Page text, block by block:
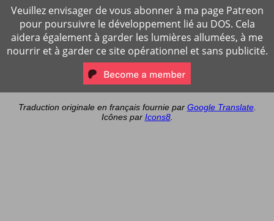
Veuillez envisager de vous abonner à ma page Patreon
pour poursuivre le développement lié au DOS. Cela
aidera également à garder les lumières allumées, à me
nourrir et à garder ce site opérationnel et sans publicité.
Traduction originale en français fournie par Google Translate.
Icônes par Icons8.